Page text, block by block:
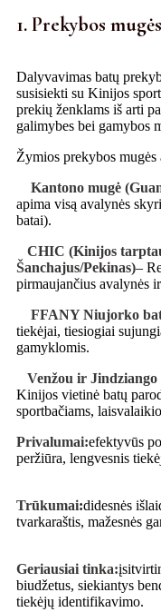
1. Prekybos
Dalyvavimas batų
susisiekti su Kinijos
prekių ženklams iš arti
galimybes bei gamybos
Žymios prekybos mugės
Kantono mugė
apima visą avalynės
batai).
CHIC (Kinijos
Šanchajus/Pekinas)–
pirmaujančius avalynės
FFANY Niujorko
tiekėjai, tiesiogiai
gamyklomis.
Venžou ir
Kinijos vietinė batų
sportbačiams,
Privalumai:efektyvūs
peržiūra, lengvesnis
Trūkumai:didesnės
tvarkaraštis, mažesnės
Geriausiai tinka:
biudžetus, siekiantys
tiekėjų identifikavimo.